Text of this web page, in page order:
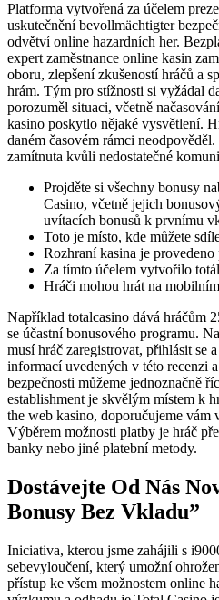
Platforma vytvořená za účelem
uskutečnění bevollmächtigter
odvětví online hazardních her.
expert zaměstnance online kasin
oboru, zlepšení zkušeností hráčů a
hrám. Tým pro stížnosti si vyžádal
porozuměl situaci, včetně
kasino poskytlo nějaké vysvětlení.
daném časovém rámci
zamítnuta kvůli nedostatečné
Projděte si všechny bonusy
Casino, včetně jejich
uvítacích bonusů k prvnímu
Toto je místo, kde můžete
Rozhraní kasina je
Za tímto účelem vytvořilo
Hráči mohou hrát na
Například totalcasino dává hráčům
se účastní bonusového programu.
musí hráč zaregistrovat, přihlásit se
informací uvedených v této recenzi
bezpečnosti můžeme jednoznačně
establishment je skvělým místem k
the web kasino, doporučujeme vám
Výběrem možnosti platby je hráč
banky nebo jiné platební metody.
Dostávejte Od Nás
Bonusy Bez Vkladu”
Iniciativa, kterou jsme zahájili s
sebevyloučení, který umožní
přístup ke všem možnostem online